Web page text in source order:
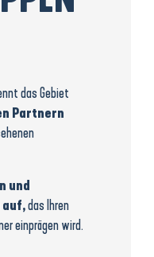
das Gebiet
Partnern
und
auf,das Ihren
einprägen wird.